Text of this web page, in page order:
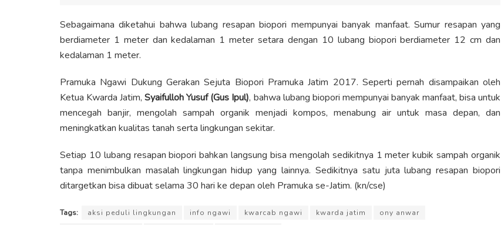
Sebagaimana diketahui bahwa lubang resapan biopori mempunyai banyak manfaat. Sumur resapan yang
berdiameter 1 meter dan kedalaman 1 meter setara dengan 10 lubang biopori berdiameter 12 cm dan
kedalaman 1 meter.
Pramuka Ngawi Dukung Gerakan Sejuta Biopori Pramuka Jatim 2017. Seperti pernah disampaikan oleh
Ketua Kwarda Jatim,Syaifulloh Yusuf (Gus Ipul), bahwa lubang biopori mempunyai banyak manfaat, bisa untuk
mencegah banjir, mengolah sampah organik menjadi kompos, menabung air untuk masa depan, dan
meningkatkan kualitas tanah serta lingkungan sekitar.
Setiap 10 lubang resapan biopori bahkan langsung bisa mengolah sedikitnya 1 meter kubik sampah organik
tanpa menimbulkan masalah lingkungan hidup yang lainnya. Sedikitnya satu juta lubang resapan biopori
ditargetkan bisa dibuat selama 30 hari ke depan oleh Pramuka se-Jatim. (kn/cse)
Tags: aksi peduli lingkungan info ngawi kwarcab ngawi kwarda jatim ony anwar